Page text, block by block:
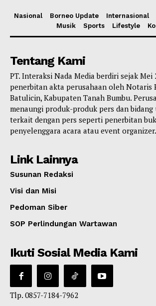
Nasional Borneo Update Internasional
Musik
Sports Lifestyle
Tentang Kami
PT. Interaksi Nada Media berdiri sejak Mei
penerbitan akta perusahaan oleh Notaris
Batulicin, Kabupaten Tanah Bumbu.
menaungi produk-produk pers dan bidang
terkait dengan pers seperti penerbitan
penyelenggara acara atau event organizer.
Link Lainnya
Susunan Redaksi
Visi dan Misi
Pedoman Siber
SOP Perlindungan Wartawan
Ikuti Sosial Media Kami
Tlp. 0857-7184-7962